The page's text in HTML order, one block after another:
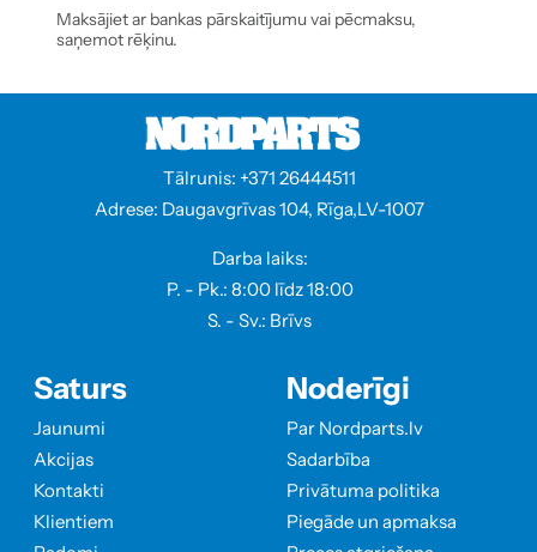
Maksājiet ar bankas pārskaitījumu vai pēcmaksu,
saņemot rēķinu.
Tālrunis: +371 26444511
Adrese: Daugavgrīvas 104, Rīga,LV-1007
Darba laiks:
P. - Pk.: 8:00 līdz 18:00
S. - Sv.: Brīvs
Saturs
Jaunumi
Akcijas
Kontakti
Klientiem
Noderīgi
Par Nordparts.lv
Sadarbība
Privātuma politika
Piegāde un apmaksa